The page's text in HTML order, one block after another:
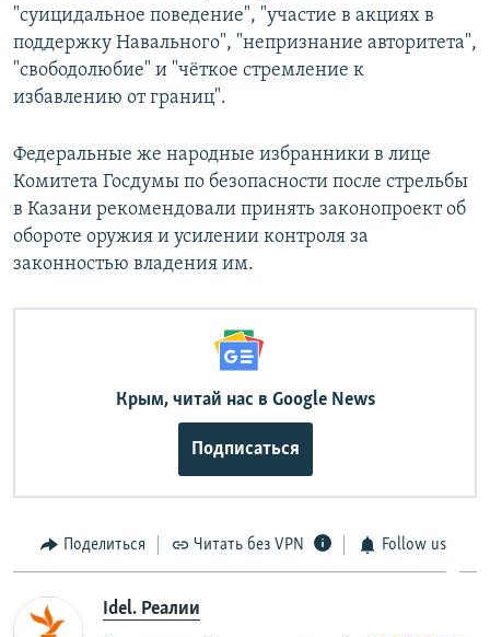
"суицидальное поведение", "участие в акциях в
поддержку Навального", "непризнание авторитета",
"свободолюбие" и "чёткое стремление к
избавлению от границ".
Федеральные же народные избранники в лице
Комитета Госдумы по безопасности после стрельбы
в Казани рекомендовали принять законопроект об
обороте оружия и усилении контроля за
законностью владения им.
Крым, читай нас в Google News
Подписаться
Поделиться Читать без VPN Follow us
Idel. Реалии